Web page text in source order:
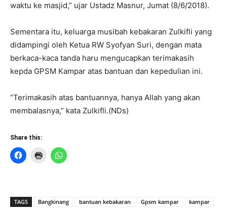
waktu ke masjid,” ujar Ustadz Masnur, Jumat (8/6/2018).
Sementara itu, keluarga musibah kebakaran Zulkifli yang
didampingi oleh Ketua RW Syofyan Suri, dengan mata
berkaca-kaca tanda haru mengucapkan terimakasih
kepda GPSM Kampar atas bantuan dan kepedulian ini.
“Terimakasih atas bantuannya, hanya Allah yang akan
membalasnya,” kata Zulkifli.(NDs)
Share this:
TAGS Bangkinang bantuan kebakaran Gpsm kampar kampar